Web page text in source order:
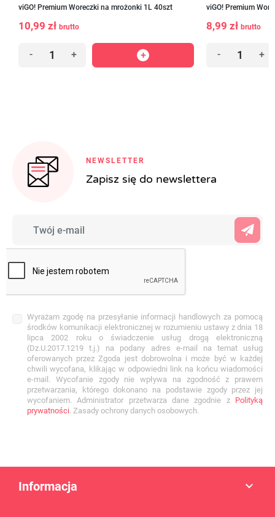
viGO! Premium Woreczki na mrożonki 1L 40szt
10,99 zł brutto
- +
viGO! Premium
8,99 zł brutto
- +
NEWSLETTER
Zapisz się do newslettera
Wyrażam zgodę na przesyłanie informacji handlowych za pomocą
środków komunikacji elektronicznej w rozumieniu ustawy z dnia 18
lipca 2002 roku o świadczenie usług drogą elektroniczną
(Dz.U.2017.1219 t.j.) na podany adres e-mail na temat usług
oferowanych przez Zgoda jest dobrowolna i może być w każdej
chwili wycofana, klikając w odpowiedni link na końcu wiadomości
e-mail. Wycofanie zgody nie wpływa na zgodność z prawem
przetwarzania, którego dokonano na podstawie zgody przez jej
wycofaniem. Administrator przetwarza dane zgodnie z Polityką
prywatności. Zasady ochrony danych osobowych.
Informacja 